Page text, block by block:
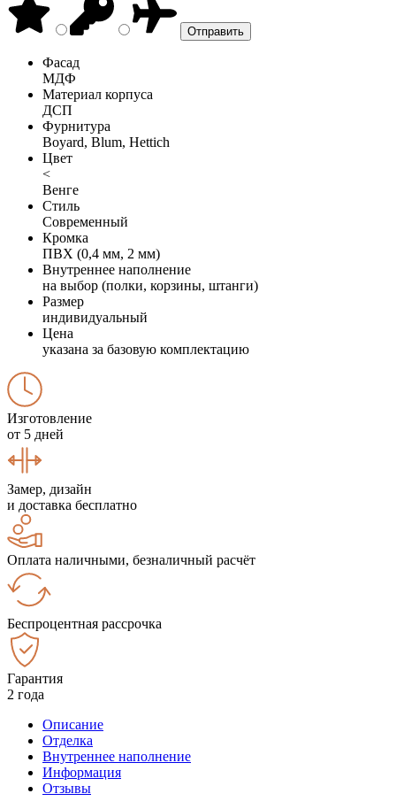
Фасад
МДФ
Материал корпуса
ДСП
Фурнитура
Boyard, Blum, Hettich
Цвет
<
Венге
Стиль
Современный
Кромка
ПВХ (0,4 мм, 2 мм)
Внутреннее наполнение
на выбор (полки, корзины, штанги)
Размер
индивидуальный
Цена
указана за базовую комплектацию
Изготовление
от 5 дней
Замер, дизайн
и доставка бесплатно
Оплата наличными, безналичный расчёт
Беспроцентная рассрочка
Гарантия
2 года
Описание
Отделка
Внутреннее наполнение
Информация
Отзывы